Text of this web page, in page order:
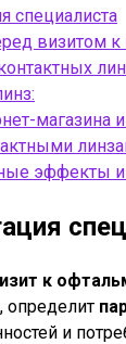
специалиста
визитом к
магазина и
эффекты и
к
определит
и